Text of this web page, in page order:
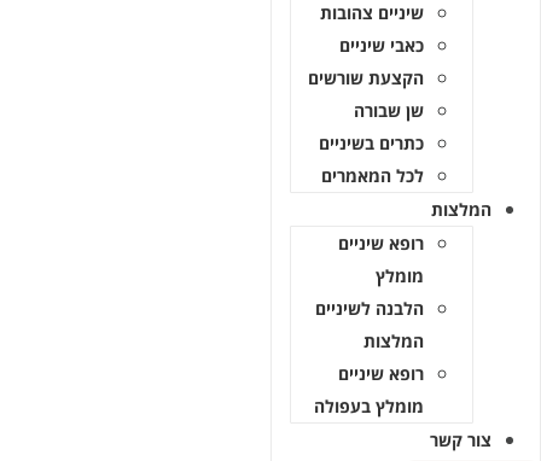
שיניים צהובות
כאבי שיניים
הקצעת שורשים
שן שבורה
כתרים בשיניים
לכל המאמרים
רופא שיניים
הלבנה לשיניים
המלצות
רופא שיניים
מומלץ בעפולה
קשר